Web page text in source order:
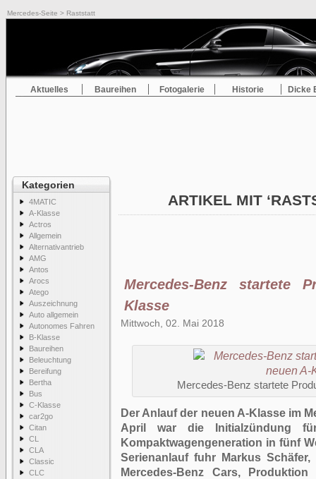
Mercedes-Seite > Raststatt
Aktuelles Baureihen Fotogalerie Historie Dicke
Kategorien
4MATIC
A-Klasse
Actros
Allgemein
Alternativantrieb
AMG
Antos
Arocs
Atego
Auszeichnung
Auto allgemein
Autonomes Fahren
B-Klasse
Baureihen
Beleuchtung
Bereifung
Bertha
Bus
C-Klasse
car2go
Citan
CL
CLA
Classic
CLC
ARTIKEL MIT
Mercedes-Benz startete
Klasse
Mittwoch, 02. Mai 2018
Mercedes-Benz startete
Der Anlauf der neuen A-Klasse im
April war die Initialzündung
Kompaktwagengeneration in fünf
Serienanlauf fuhr Markus
Mercedes-Benz Cars,